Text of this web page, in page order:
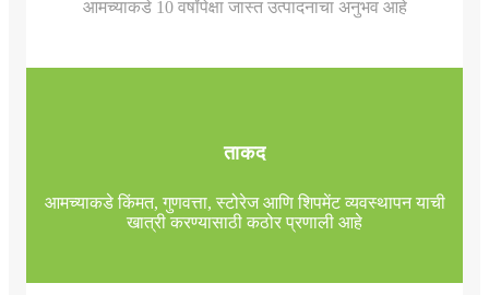
आमच्याकडे 10 वर्षांपेक्षा जास्त उत्पादनाचा अनुभव आहे
ताकद
आमच्याकडे किंमत, गुणवत्ता, स्टोरेज आणि शिपमेंट व्यवस्थापन याची
खात्री करण्यासाठी कठोर प्रणाली आहे